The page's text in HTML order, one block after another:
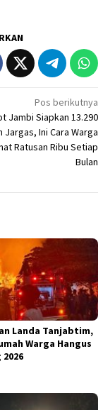
Pos berikutnya
Jambi Siapkan 13.290
Jargas, Ini Cara Warga
Ratusan Ribu Setiap
Bulan
Landa Tanjabtim,
Warga Hangus